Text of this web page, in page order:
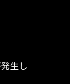
生し